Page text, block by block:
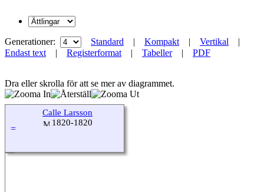
Generationer: Standard | Kompakt| Vertikal |
Endast text| Registerformat| Tabeller| PDF
Dra eller skrolla för att se mer av diagrammet.
Calle Larsson
1820-1820